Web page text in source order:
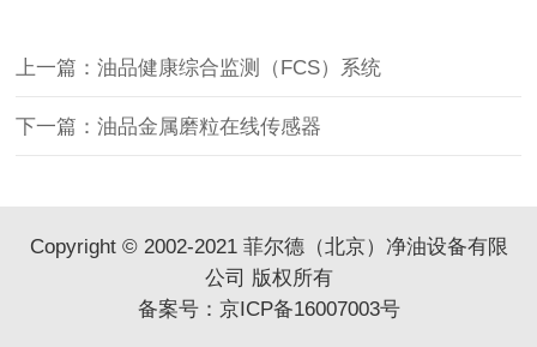
上一篇：油品健康综合监测（FCS）系统
下一篇：油品金属磨粒在线传感器
Copyright © 2002-2021 菲尔德（北京）净油设备有限
公司 版权所有
备案号： 京ICP备16007003号